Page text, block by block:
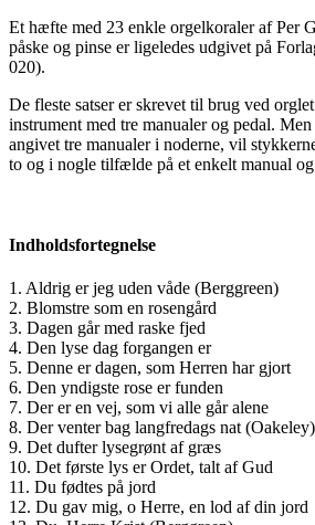
Et hæfte med 23 enkle orgelkoraler af Per
påske og pinse er ligeledes udgivet på
020).
De fleste satser er skrevet til brug ved
instrument med tre manualer og pedal.
angivet tre manualer i noderne, vil
to og i nogle tilfælde på et enkelt manual
Indholdsfortegnelse
1. Aldrig er jeg uden våde (Berggreen)
2. Blomstre som en rosengård
3. Dagen går med raske fjed
4. Den lyse dag forgangen er
5. Denne er dagen, som Herren har gjort
6. Den yndigste rose er funden
7. Der er en vej, som vi alle går alene
8. Der venter bag langfredags nat (Oakeley)
9. Det dufter lysegrønt af græs
10. Det første lys er Ordet, talt af Gud
11. Du fødtes på jord
12. Du gav mig, o Herre, en lod af din jord